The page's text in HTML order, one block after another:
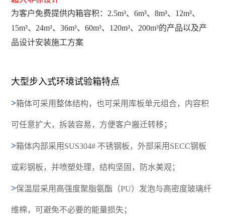
为客户免费提供内箱容积：2.5m³、6m³、8m³、12m³、
15m³、24m³、36m³、60m³、120m³、200m³的产品以及产
品设计安装施工方案
大型步入式环境试验箱特点
>箱体可采用整体结构，也可采用库板单元组合，内容积
可任意扩大，拆装容易，方便客户搬迁转移；
>箱体内部采用SUS304# 不锈钢板，外部采用SECC钢板
或彩钢板，并喷塑处理，结构坚固，防水美观；
>保温层采用高强度聚脂氨酯（PU）发泡与高密度玻璃纤
维棉，可避免不必要的能量损失；